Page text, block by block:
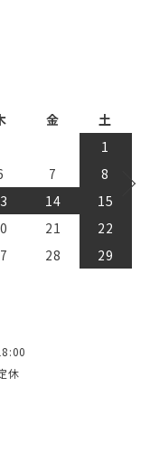
金
土
5
11
12
18
19
25
26
休